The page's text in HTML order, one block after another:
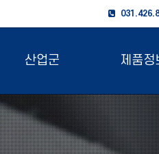
산업군 제품정